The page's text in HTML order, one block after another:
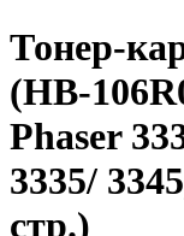
Тонер-
(HB-
Phaser
3335/
стр.)